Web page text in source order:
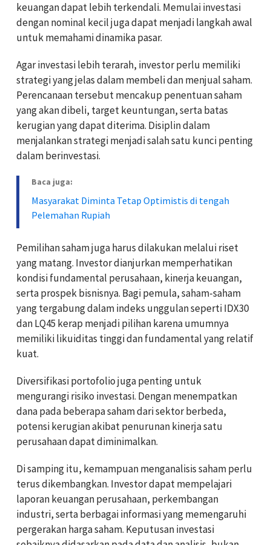
keuangan dapat lebih terkendali. Memulai investasi
dengan nominal kecil juga dapat menjadi langkah awal
untuk memahami dinamika pasar.
Agar investasi lebih terarah, investor perlu memiliki
strategi yang jelas dalam membeli dan menjual saham.
Perencanaan tersebut mencakup penentuan saham
yang akan dibeli, target keuntungan, serta batas
kerugian yang dapat diterima. Disiplin dalam
menjalankan strategi menjadi salah satu kunci penting
dalam berinvestasi.
Baca juga:
Masyarakat Diminta Tetap Optimistis di tengah
Pelemahan Rupiah
Pemilihan saham juga harus dilakukan melalui riset
yang matang. Investor dianjurkan memperhatikan
kondisi fundamental perusahaan, kinerja keuangan,
serta prospek bisnisnya. Bagi pemula, saham-saham
yang tergabung dalam indeks unggulan seperti IDX30
dan LQ45 kerap menjadi pilihan karena umumnya
memiliki likuiditas tinggi dan fundamental yang relatif
kuat.
Diversifikasi portofolio juga penting untuk
mengurangi risiko investasi. Dengan menempatkan
dana pada beberapa saham dari sektor berbeda,
potensi kerugian akibat penurunan kinerja satu
perusahaan dapat diminimalkan.
Di samping itu, kemampuan menganalisis saham perlu
terus dikembangkan. Investor dapat mempelajari
laporan keuangan perusahaan, perkembangan
industri, serta berbagai informasi yang memengaruhi
pergerakan harga saham. Keputusan investasi